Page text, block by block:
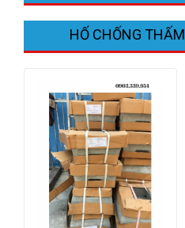
HỐ CHỐNG THẤM